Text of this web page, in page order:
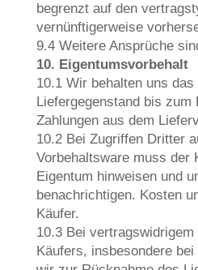
begrenzt auf den
vernünftigerweise
9.4 Weitere Ansprüche
10. Eigentumsvorbehalt
10.1 Wir behalten uns
Liefergegenstand bis zum
Zahlungen aus dem
10.2 Bei Zugriffen Dritter
Vorbehaltsware muss der
Eigentum hinweisen und
benachrichtigen. Kosten
Käufer.
10.3 Bei vertragswidrigem
Käufers, insbesondere